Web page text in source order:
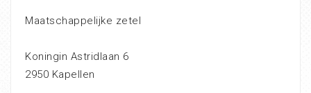
Maatschappelijke zetel
Koningin Astridlaan 6
2950 Kapellen